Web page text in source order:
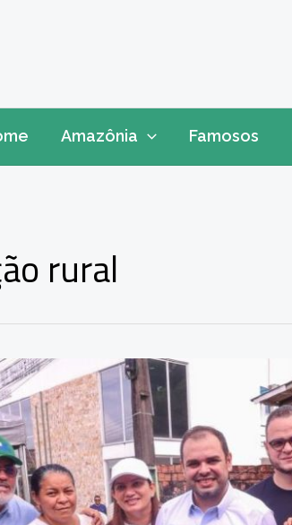
Amazônia Famosos
rural